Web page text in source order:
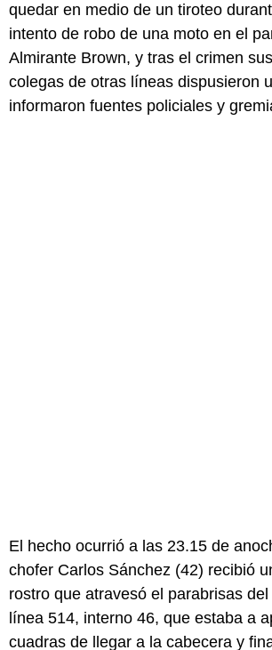
quedar en medio de un tiroteo
intento de robo de una moto en el
Almirante Brown, y tras el crimen
colegas de otras líneas dispusieron
informaron fuentes policiales y
El hecho ocurrió a las 23.15 de
chofer Carlos Sánchez (42) recibió
rostro que atravesó el parabrisas
línea 514, interno 46, que estaba a
cuadras de llegar a la cabecera y